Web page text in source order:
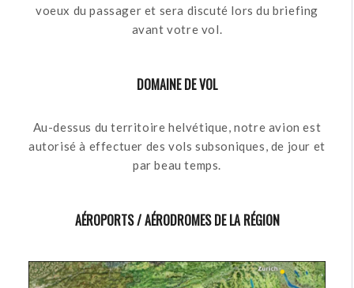
voeux du passager et sera discuté lors du briefing
avant votre vol.
DOMAINE DE VOL
Au-dessus du territoire helvétique, notre avion est
autorisé à effectuer des vols subsoniques, de jour et
par beau temps.
AÉROPORTS / AÉRODROMES DE LA RÉGION